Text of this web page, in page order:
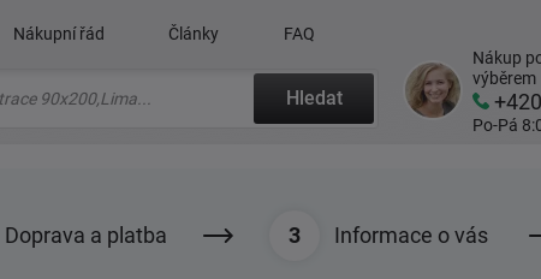
Nákupní řád Články FAQ
Hledat
Nákup
výběrem
+420
Po-Pá
Doprava a platba Informace o vás